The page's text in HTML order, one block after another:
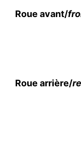
Roue avant/
Roue arrière/